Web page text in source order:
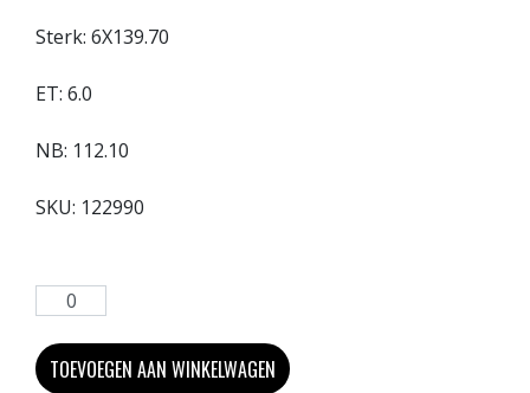
Sterk: 6X139.70
ET: 6.0
NB: 112.10
SKU: 122990
TOEVOEGEN AAN WINKELWAGEN